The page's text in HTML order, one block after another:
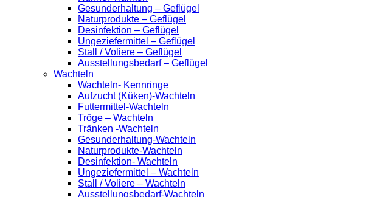
Gesunderhaltung – Geflügel
Naturprodukte – Geflügel
Desinfektion – Geflügel
Ungeziefermittel – Geflügel
Stall / Voliere – Geflügel
Ausstellungsbedarf – Geflügel
Wachteln
Wachteln- Kennringe
Aufzucht (Küken)-Wachteln
Futtermittel-Wachteln
Tröge – Wachteln
Tränken -Wachteln
Gesunderhaltung-Wachteln
Naturprodukte-Wachteln
Desinfektion- Wachteln
Ungeziefermittel – Wachteln
Stall / Voliere – Wachteln
Ausstellungsbedarf-Wachteln